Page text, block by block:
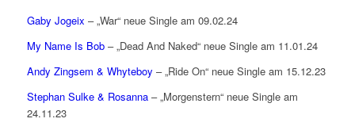
Gaby Jogeix – „War“ neue Single am 09.02.24
My Name Is Bob– „Dead And Naked“ neue Single am 11.01.24
Andy Zingsem & Whyteboy – „Ride On“ neue Single am 15.12.23
Stephan Sulke & Rosanna– „Morgenstern“ neue Single am
24.11.23